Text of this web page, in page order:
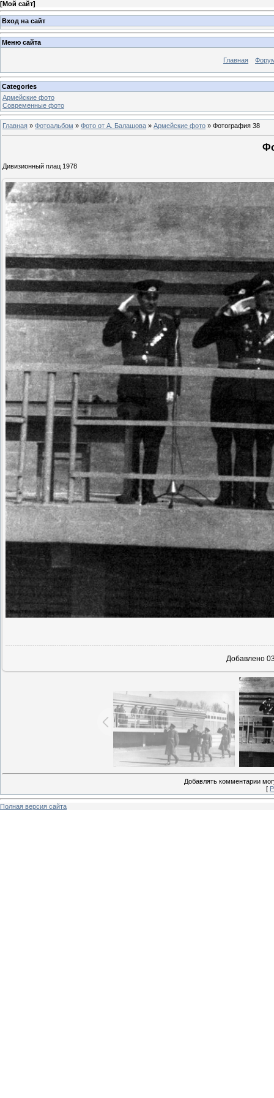
[Мой сайт]
Вход на сайт
Меню сайта
Главная
Categories
Армейские фото
Современные фото
Главная » Фотоальбом » Фото от А. Балашова » Армейские фото » Фотография 38
Дивизионный плац 1978
Добавлено
Добавлять комментарии
[
Полная версия сайта